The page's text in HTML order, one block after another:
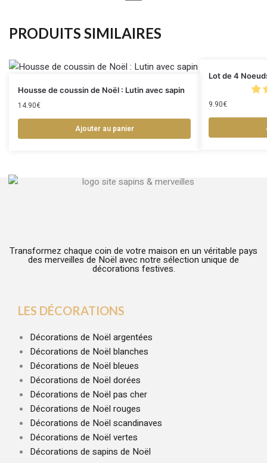
PRODUITS SIMILAIRES
Housse de coussin de Noël : Lutin avec sapin
14.90€
Ajouter au panier
Lot de 4
9.90€
Transformez chaque coin de votre maison en un véritable pays
des merveilles de Noël avec notre sélection unique de
décorations festives.
LES DÉCORATIONS
Décorations de Noël argentées
Décorations de Noël blanches
Décorations de Noël bleues
Décorations de Noël dorées
Décorations de Noël pas cher
Décorations de Noël rouges
Décorations de Noël scandinaves
Décorations de Noël vertes
Décorations de sapins de Noël